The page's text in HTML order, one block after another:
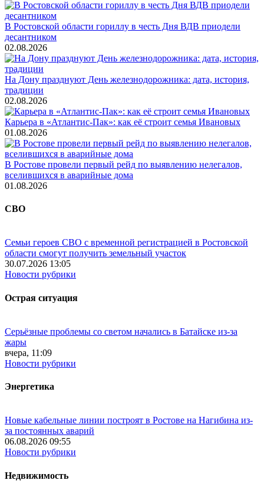
В Ростовской области гориллу в честь Дня ВДВ приодели
десантником
02.08.2026
На Дону празднуют День железнодорожника: дата, история,
традиции
02.08.2026
Карьера в «Атлантис-Пак»: как её строит семья Ивановых
01.08.2026
В Ростове провели первый рейд по выявлению нелегалов,
вселившихся в аварийные дома
01.08.2026
СВО
Семьи героев СВО с временной регистрацией в Ростовской
области смогут получить земельный участок
30.07.2026 13:05
Новости рубрики
Острая ситуация
Серьёзные проблемы со светом начались в Батайске из-за
жары
вчера, 11:09
Новости рубрики
Энергетика
Новые кабельные линии построят в Ростове на Нагибина из-
за постоянных аварий
06.08.2026 09:55
Новости рубрики
Недвижимость